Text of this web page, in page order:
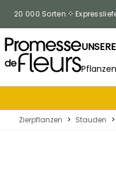
20 000 Sorten
Pflanzen
Zierpflanzen > Stauden >